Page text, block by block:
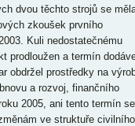
dvou těchto strojů se
zkoušek prvního
Kuli nedostatečnému
prodloužen a termín
obdržel prostředky na
a rozvoj, finančního
2005, ani tento termín se
ve struktuře civilního